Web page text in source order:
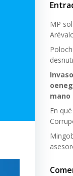
MP
mano
En